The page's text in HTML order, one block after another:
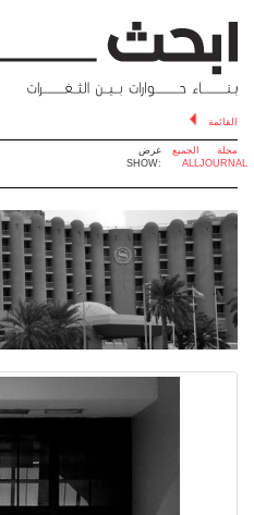
القائمة
عرض
SHOW:
الجميع
ALL
مجلة
JOURNAL